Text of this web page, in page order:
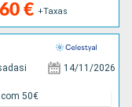
€ +Taxas
14/11/2026
com 50€